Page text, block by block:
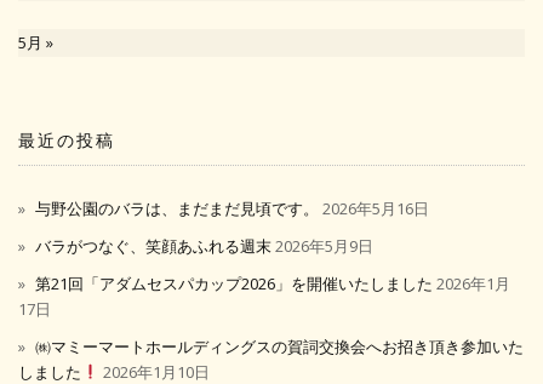
5月 »
最近の投稿
与野公園のバラは、まだまだ見頃です。
2026年5月16日
バラがつなぐ、笑顔あふれる週末2026年5月9日
第21回「アダムセスパカップ2026」を開催いたしました 2026年1月
17日
㈱マミーマートホールディングスの賀詞交換会へお招き頂き参加いた
しました
2026年1月10日